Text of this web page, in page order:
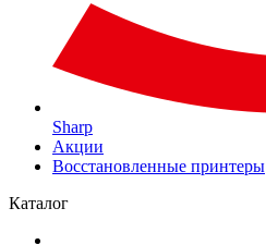
Sharp
Акции
Восстановленные принтеры
Каталог